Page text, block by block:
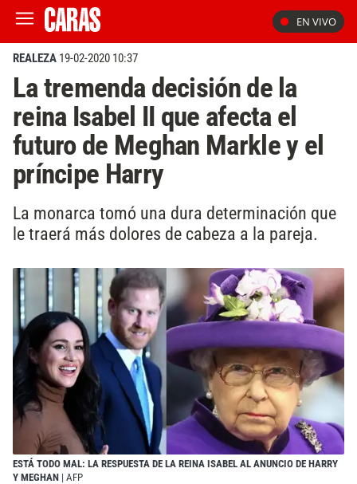
EN VIVO
REALEZA 19-02-2020 10:37
La tremenda decisión de la
reina Isabel II que afecta el
futuro de Meghan Markle y el
príncipe Harry
La monarca tomó una dura determinación que
le traerá más dolores de cabeza a la pareja.
ESTÁ TODO MAL: LA RESPUESTA DE LA REINA ISABEL AL ANUNCIO DE HARRY
Y MEGHAN | AFP